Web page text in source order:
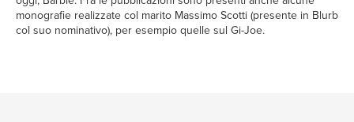
monografie realizzate col marito Massimo Scotti (presente in Blurb
col suo nominativo), per esempio quelle sul Gi-Joe.